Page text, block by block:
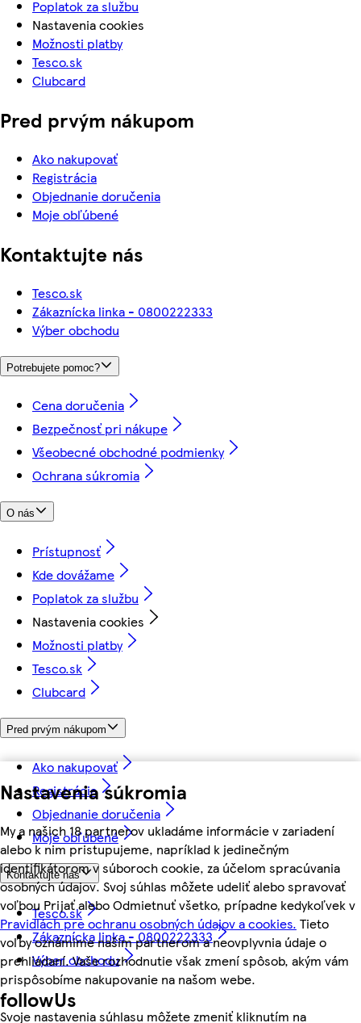
Nastavenia súkromia
My a našich 18 partnerov ukladáme informácie v zariadení
alebo k nim pristupujeme, napríklad k jedinečným
identifikátorom v súboroch cookie, za účelom spracúvania
osobných údajov. Svoj súhlas môžete udeliť alebo spravovať
voľbou Prijať alebo Odmietnuť všetko, prípadne kedykoľvek v
Pravidlách pre ochranu osobných údajov a cookies. Tieto
voľby oznámime našim partnerom a neovplyvnia údaje o
prehliadaní. Vaše rozhodnutie však zmení spôsob, akým vám
prispôsobíme nakupovanie na našom webe.
Svoje nastavenia súhlasu môžete zmeniť kliknutím na
Poplatok za službu
Nastavenia cookies
Možnosti platby
Tesco.sk
Clubcard
Pred prvým nákupom
Ako nakupovať
Registrácia
Objednanie doručenia
Moje obľúbené
Kontaktujte nás
Tesco.sk
Zákaznícka linka - 0800222333
Výber obchodu
Potrebujete pomoc?
Cena doručenia
Bezpečnosť pri nákupe
Všeobecné obchodné podmienky
Ochrana súkromia
O nás
Prístupnosť
Kde dovážame
Poplatok za službu
Nastavenia cookies
Možnosti platby
Tesco.sk
Clubcard
Pred prvým nákupom
Ako nakupovať
Registrácia
Objednanie doručenia
Moje obľúbené
Kontaktujte nás
Tesco.sk
Zákaznícka linka - 0800222333
Výber obchodu
followUs